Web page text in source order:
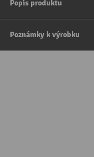
Popis produktu
Poznámky k výrobku